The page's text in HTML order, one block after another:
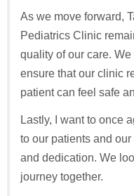
As we move forward,
Pediatrics Clinic
quality of our care.
ensure that our clinic
patient can feel safe
Lastly, I want to once
to our patients and
and dedication. We
journey together.